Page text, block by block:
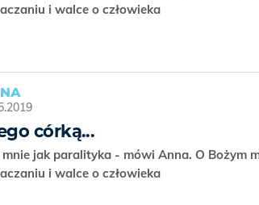
i walce o człowieka
córką...
mnie jak paralityka - mówi Anna. O Bożym
i walce o człowieka